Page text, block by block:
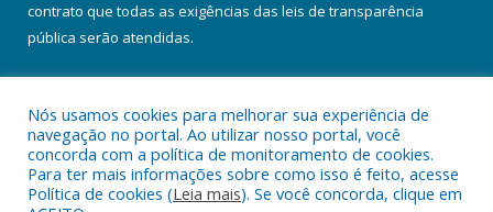
contrato que todas as exigências das leis de transparência
pública serão atendidas.
Todos os direitos reservados a Prefeitura Municipal de Colares.
Nós usamos cookies para melhorar sua experiência de
navegação no portal. Ao utilizar nosso portal, você
concorda com a política de monitoramento de cookies.
Para ter mais informações sobre como isso é feito, acesse
Política de cookies (Leia mais). Se você concorda, clique em